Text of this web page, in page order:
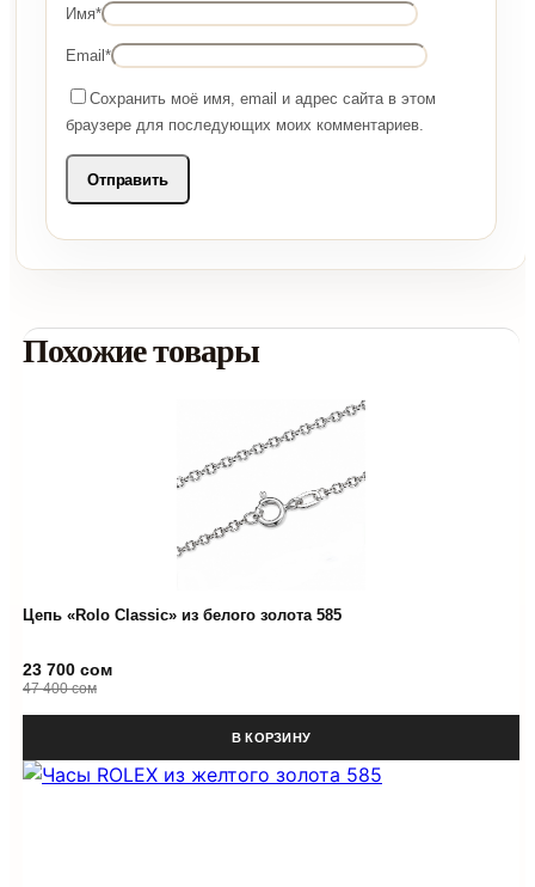
Имя*
Email *
Сохранить моё имя, email и адрес сайта в этом
браузере для последующих моих комментариев.
Похожие товары
Цепь «Rolo Classic» из белого золота 585
23 700 сом
47 400 сом
В КОРЗИНУ